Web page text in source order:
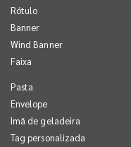
Rótulo
Banner
Wind Banner
Faixa
Pasta
Envelope
Imã de geladeira
Tag personalizada